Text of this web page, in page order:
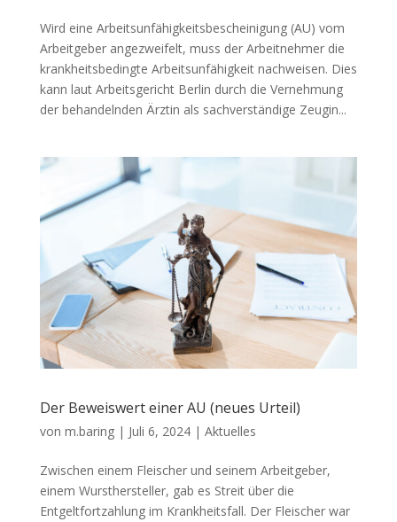
Wird eine Arbeitsunfähigkeitsbescheinigung (AU) vom
Arbeitgeber angezweifelt, muss der Arbeitnehmer die
krankheitsbedingte Arbeitsunfähigkeit nachweisen. Dies
kann laut Arbeitsgericht Berlin durch die Vernehmung
der behandelnden Ärztin als sachverständige Zeugin...
Der Beweiswert einer AU (neues Urteil)
von m.baring| Juli 6, 2024| Aktuelles
Zwischen einem Fleischer und seinem Arbeitgeber,
einem Wursthersteller, gab es Streit über die
Entgeltfortzahlung im Krankheitsfall. Der Fleischer war